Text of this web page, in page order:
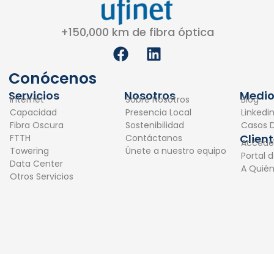
+150,000 km de fibra óptica
F
a
e
b
o
o
k
L
i
k
e
d
i
n
Conócenos
Servicios
Internet
Capacidad
Fibra Oscura
FTTH
Towering
Data Center
Otros Servicios
Nosotros
Sobre Nosotros
Presencia Local
Sostenibilidad
Contáctanos
Únete a nuestro equipo
Blog
Linkedin
Casos
Portal
A